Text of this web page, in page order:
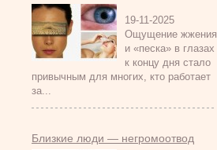
19-11-2025
Ощущение жжения
и «песка» в глазах
к концу дня стало
привычным для многих, кто работает
за...
Близкие люди — негромоотвод